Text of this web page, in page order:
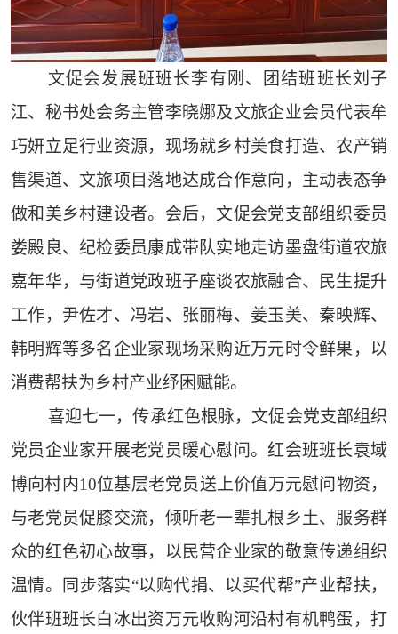
文促会发展班班长李有刚、团结班班长刘子
江、秘书处会务主管李晓娜及文旅企业会员代表牟
巧妍立足行业资源，现场就乡村美食打造、农产销
售渠道、文旅项目落地达成合作意向，主动表态争
做和美乡村建设者。会后，文促会党支部组织委员
娄殿良、纪检委员康成带队实地走访墨盘街道农旅
嘉年华，与街道党政班子座谈农旅融合、民生提升
工作，尹佐才、冯岩、张丽梅、姜玉美、秦映辉、
韩明辉等多名企业家现场采购近万元时令鲜果，以
消费帮扶为乡村产业纾困赋能。
喜迎七一，传承红色根脉，文促会党支部组织
党员企业家开展老党员暖心慰问。红会班班长袁域
博向村内10位基层老党员送上价值万元慰问物资，
与老党员促膝交流，倾听老一辈扎根乡土、服务群
众的红色初心故事，以民营企业家的敬意传递组织
温情。同步落实“以购代捐、以买代帮”产业帮扶，
伙伴班班长白冰出资万元收购河沿村有机鸭蛋，打